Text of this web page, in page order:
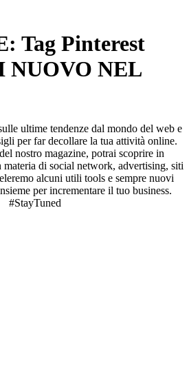
Tag Pinterest
NUOVO NEL
ultime tendenze dal mondo del web e
per far decollare la tua attività online.
nostro magazine, potrai scoprire in
di social network, advertising, siti
alcuni utili tools e sempre nuovi
per incrementare il tuo business.
#StayTuned